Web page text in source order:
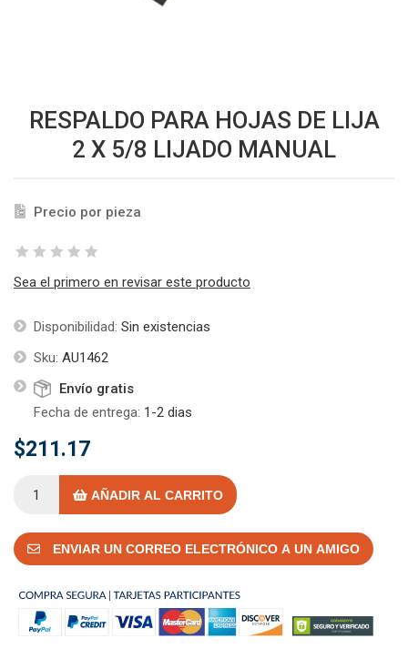
RESPALDO PARA HOJAS DE LIJA
2 X 5/8 LIJADO MANUAL
Precio por pieza
Sea el primero en revisar este producto
Disponibilidad: Sin existencias
Sku: AU1462
Envío gratis
Fecha de entrega: 1-2 dias
$211.17
AÑADIR AL CARRITO
ENVIAR UN CORREO ELECTRÓNICO A UN AMIGO